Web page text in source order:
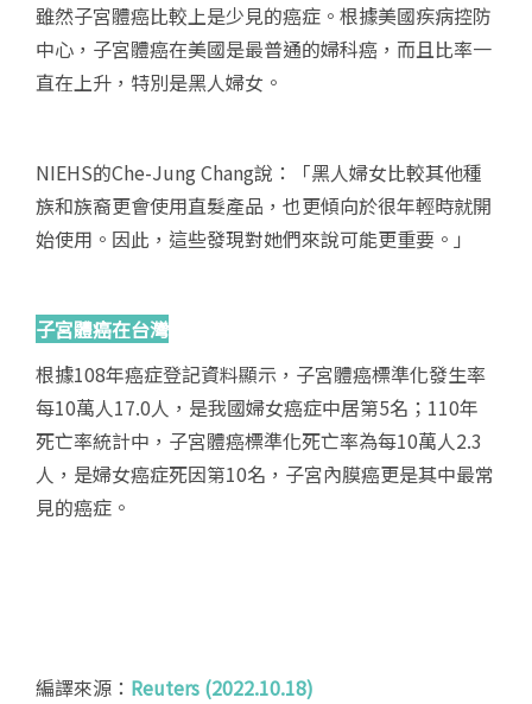
雖然子宮體癌比較上是少見的癌症。根據美國疾病控防
中心，子宮體癌在美國是最普通的婦科癌，而且比率一
直在上升，特別是黑人婦女。
NIEHS的Che-Jung Chang說：「黑人婦女比較其他種
族和族裔更會使用直髮產品，也更傾向於很年輕時就開
始使用。因此，這些發現對她們來說可能更重要。」
子宮體癌在台灣
根據108年癌症登記資料顯示，子宮體癌標準化發生率
每10萬人17.0人，是我國婦女癌症中居第5名；110年
死亡率統計中，子宮體癌標準化死亡率為每10萬人2.3
人，是婦女癌症死因第10名，子宮內膜癌更是其中最常
見的癌症。
編譯來源： Reuters (2022.10.18)